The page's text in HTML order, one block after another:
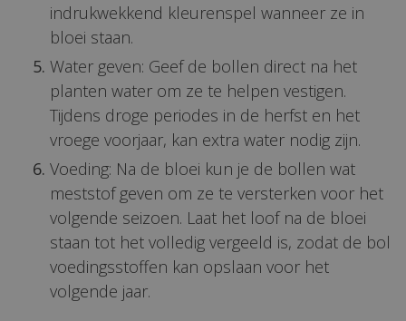
indrukwekkend kleurenspel wanneer ze in
bloei staan.
Water geven: Geef de bollen direct na het
planten water om ze te helpen vestigen.
Tijdens droge periodes in de herfst en het
vroege voorjaar, kan extra water nodig zijn.
Voeding: Na de bloei kun je de bollen wat
meststof geven om ze te versterken voor het
volgende seizoen. Laat het loof na de bloei
staan tot het volledig vergeeld is, zodat de bol
voedingsstoffen kan opslaan voor het
volgende jaar.